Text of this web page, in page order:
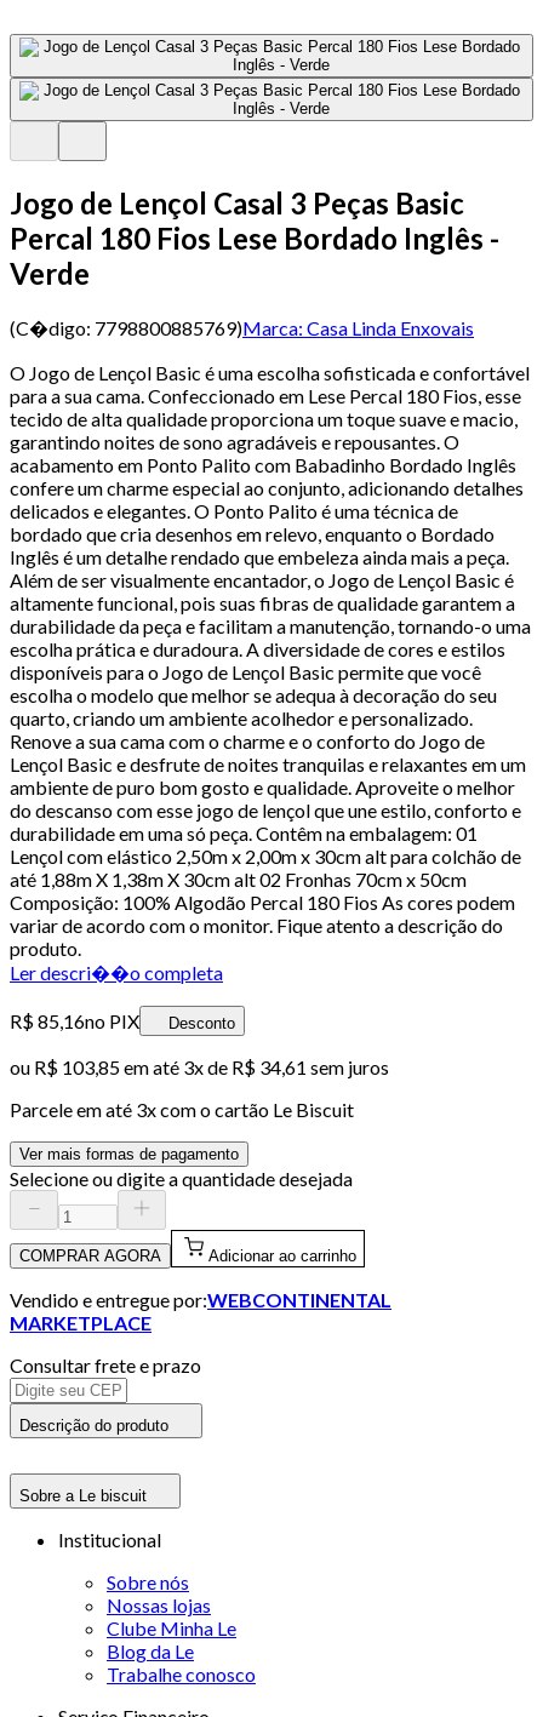
Jogo de Lençol Casal 3 Peças Basic
Percal 180 Fios Lese Bordado Inglês -
Verde
(C�digo: 7798800885769)Marca: Casa Linda Enxovais
O Jogo de Lençol Basic é uma escolha sofisticada e confortável
para a sua cama. Confeccionado em Lese Percal 180 Fios, esse
tecido de alta qualidade proporciona um toque suave e macio,
garantindo noites de sono agradáveis e repousantes. O
acabamento em Ponto Palito com Babadinho Bordado Inglês
confere um charme especial ao conjunto, adicionando detalhes
delicados e elegantes. O Ponto Palito é uma técnica de
bordado que cria desenhos em relevo, enquanto o Bordado
Inglês é um detalhe rendado que embeleza ainda mais a peça.
Além de ser visualmente encantador, o Jogo de Lençol Basic é
altamente funcional, pois suas fibras de qualidade garantem a
durabilidade da peça e facilitam a manutenção, tornando-o uma
escolha prática e duradoura. A diversidade de cores e estilos
disponíveis para o Jogo de Lençol Basic permite que você
escolha o modelo que melhor se adequa à decoração do seu
quarto, criando um ambiente acolhedor e personalizado.
Renove a sua cama com o charme e o conforto do Jogo de
Lençol Basic e desfrute de noites tranquilas e relaxantes em um
ambiente de puro bom gosto e qualidade. Aproveite o melhor
do descanso com esse jogo de lençol que une estilo, conforto e
durabilidade em uma só peça. Contêm na embalagem: 01
Lençol com elástico 2,50m x 2,00m x 30cm alt para colchão de
até 1,88m X 1,38m X 30cm alt 02 Fronhas 70cm x 50cm
Composição: 100% Algodão Percal 180 Fios As cores podem
variar de acordo com o monitor. Fique atento a descrição do
produto.
Ler descri��o completa
R$ 85,16no PIX Desconto
ou R$ 103,85em até 3x de R$ 34,61 sem juros
Parcele em até 3x com o cartão Le Biscuit
Ver mais formas de pagamento
Selecione ou digite a quantidade desejada
COMPRAR AGORA Adicionar ao carrinho
Vendido e entregue por:WEBCONTINENTAL
MARKETPLACE
Consultar frete e prazo
Descrição do produto
Sobre a Le biscuit
Institucional
Sobre nós
Nossas lojas
Clube Minha Le
Blog da Le
Trabalhe conosco